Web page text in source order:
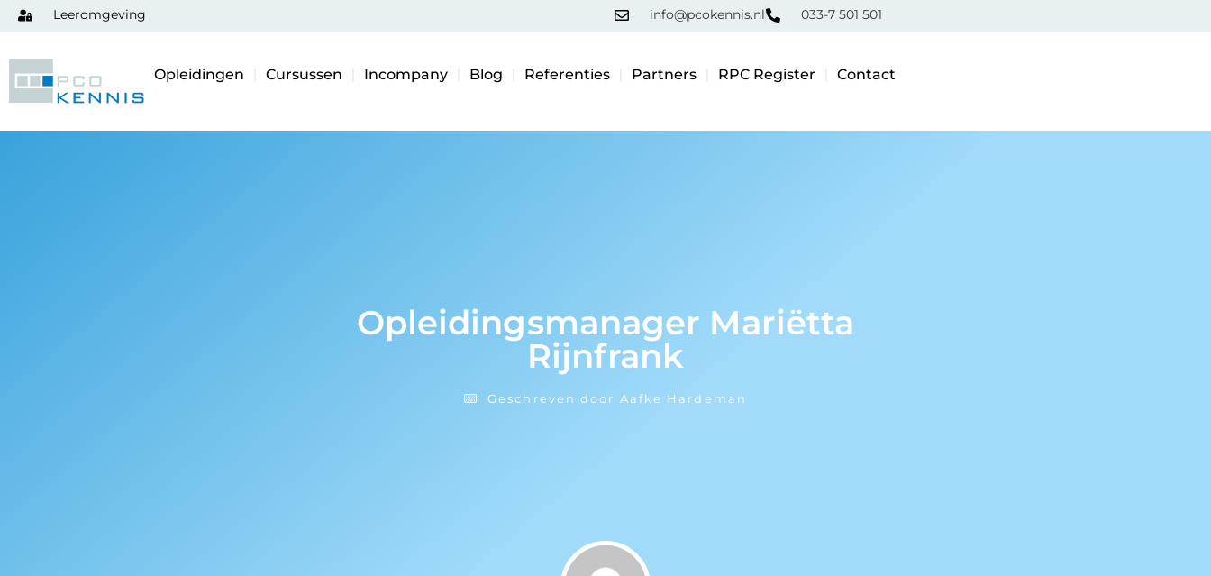
Leeromgeving info@pcokennis.nl 033-7 501 501
Opleidingen Cursussen Incompany Blog Referenties Partners RPC Register Contact
Opleidingsmanager Mariëtta
Rijnfrank
Geschreven door Aafke Hardeman